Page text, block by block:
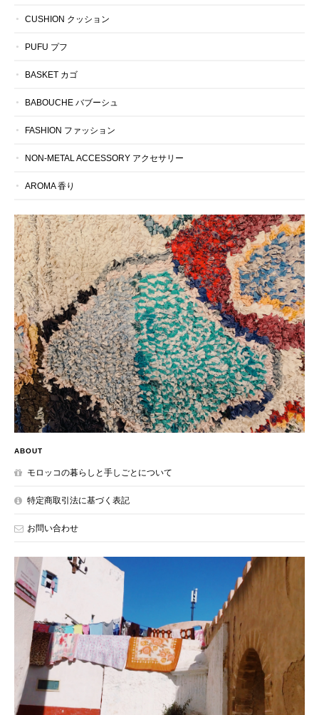
CUSHION クッション
PUFU プフ
BASKET カゴ
BABOUCHE バブーシュ
FASHION ファッション
NON-METAL ACCESSORY アクセサリー
AROMA 香り
ABOUT
モロッコの暮らしと手しごとについて
特定商取引法に基づく表記
お問い合わせ